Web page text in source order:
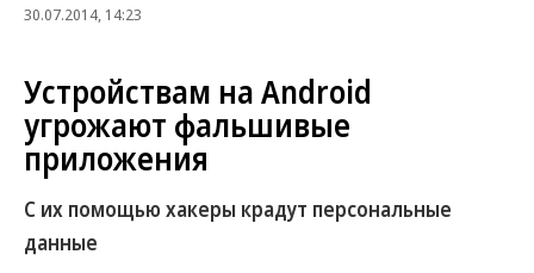
30.07.2014, 14:23
Устройствам на Android
угрожают фальшивые
приложения
С их помощью хакеры крадут персональные
данные